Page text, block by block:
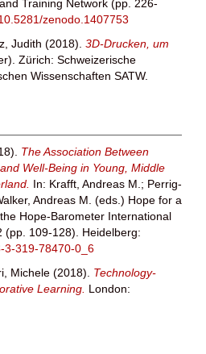
Training Network (pp. 226-
zenodo.1407753
Judith (2018). 3D-Drucken, um
Zürich: Schweizerische
Wissenschaften SATW.
The Association Between
Well-Being in Young, Middle
In: Krafft, Andreas M. ; Perrig-
Andreas M. (eds.) Hope for a
Hope-Barometer International
(pp. 109-128). Heidelberg:
3-319-78470-0_6
Michele (2018). Technology-
Learning. London: